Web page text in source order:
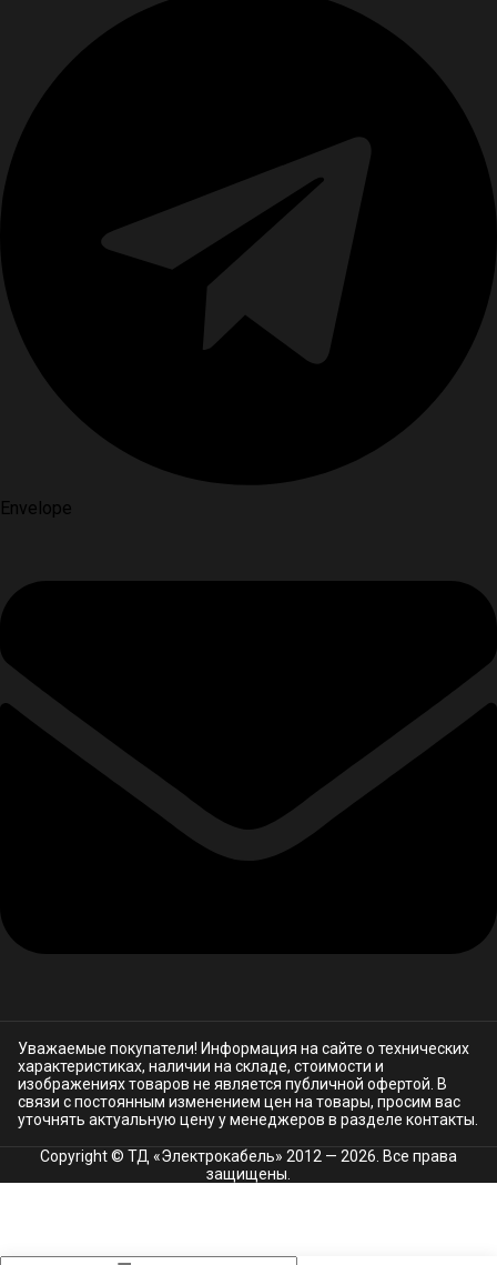
Envelope
Уважаемые покупатели! Информация на сайте о технических
характеристиках, наличии на складе, стоимости и
изображениях товаров не является публичной офертой. В
связи с постоянным изменением цен на товары, просим вас
уточнять актуальную цену у менеджеров в разделе контакты.
Copyright © ТД «Электрокабель»​ 2012 — 2026. Все права
защищены.